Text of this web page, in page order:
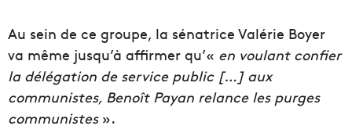
Au sein de ce groupe, la sénatrice Valérie Boyer
va même jusqu’à affirmer qu’« en voulant confier
la délégation de service public […] aux
communistes, Benoît Payan relance les purges
communistes».